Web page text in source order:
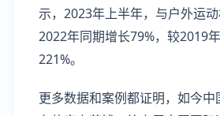
示，2023年上半年，与户外运
2022年同期增长79%，较2019
221%。
更多数据和案例都证明，如今中